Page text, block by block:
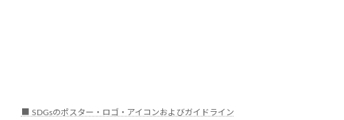
■ SDGsのポスター・ロゴ・アイコンおよびガイドライン